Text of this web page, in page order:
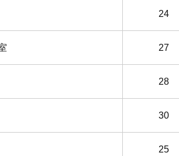
24
27
28
30
25